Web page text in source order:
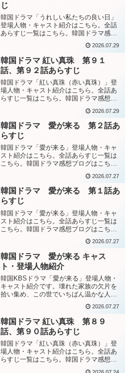
じ
韓国ドラマ「うれしい私たちの良い日」
登場人物・キャスト紹介はこちら。全話
あらすじ一覧はこちら。韓国ドラマ感想
ブログはこちらから。韓国ドラマ「嬉し
い私たちの良い日」第８１話あらすじま
だ韓国に残るかアメリカに戻るか悩んで
いるギョル。どちらにして...
2026.07.29
韓国ドラマ 紅い真珠 第９１
話、第９２話あらすじ
韓国ドラマ「紅い真珠（赤い真珠）」登
場人物・キャスト紹介はこちら。全話あ
らすじ一覧はこちら。韓国ドラマ感想ブ
真珠」第９１話あらすじカン室長にテホ
の恐ろしさを分からせ、カン室長名義の
テホの釈明口座から裏金を...
2026.07.29
韓国ドラマ 愛が来る 第２話あ
らすじ
韓国ドラマ「愛が来る」登場人物・キャ
スト紹介はこちら。全話あらすじ一覧は
こちら。韓国ドラマ感想ブログはこち
話あらすじ突然ムジンから告白を受ける
が、自分には恋愛する時間も余裕も全く
ないと断るギュリム。 即断...
2026.07.27
韓国ドラマ 愛が来る 第１話あ
らすじ
韓国ドラマ「愛が来る」登場人物・キャ
スト紹介はこちら。全話あらすじ一覧は
こちら。韓国ドラマ感想ブログはこち
話あらすじ御曹司の正体を隠してレスト
ランに初出勤予定のムジン。 そのムジン
はバス停で、可愛くて心の...
2026.07.27
韓国ドラマ 愛が来る キャス
ト・登場人物紹介
韓国KBSドラマ「愛が来る」登場人物・
キャスト紹介です。壊れた家族の欠片を
拾い集め、この世でいちばん温かな人生
なすファミリーレシピ・ドラマ。韓国ド
ラマ「愛が来る」全話あらすじ一覧はこ
ちら。韓国ドラマ「愛が...
2026.07.27
韓国ドラマ 紅い真珠 第８９
話、第９０話あらすじ
韓国ドラマ「紅い真珠（赤い真珠）」登
場人物・キャスト紹介はこちら。全話あ
らすじ一覧はこちら。韓国ドラマ感想ブ
2026.07.24